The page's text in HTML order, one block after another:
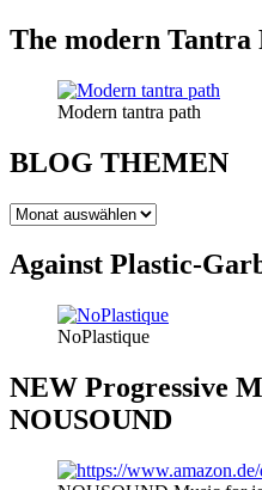
The modern Tantra
Modern tantra path
BLOG THEMEN
BLOG
Against Plastic-
NoPlastique
NEW Progressive
NOUSOUND